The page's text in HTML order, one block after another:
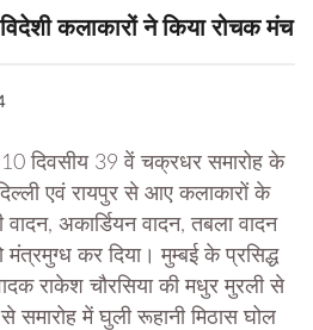
कलाकारों ने किया रोचक मंच
दिवसीय 39 वें चक्रधर समारोह के
एवं रायपुर से आए कलाकारों के
वादन, अकार्डियन वादन, तबला वादन
कर दिया। मुम्बई के प्रसिद्ध
राकेश चौरसिया की मधुर मुरली से
में घुली रूहानी मिठास घोल